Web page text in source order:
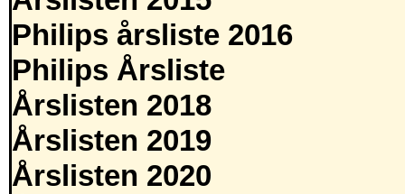
Philips årsliste 2016
Philips Årsliste
Årslisten 2018
Årslisten 2019
Årslisten 2020